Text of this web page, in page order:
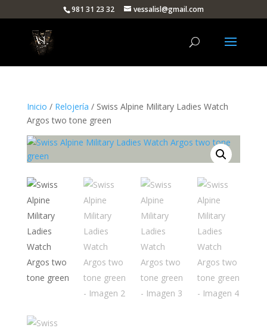
981 31 23 32 vessalisl@gmail.com
Inicio / Relojería / Swiss Alpine Military Ladies Watch
Argos two tone green